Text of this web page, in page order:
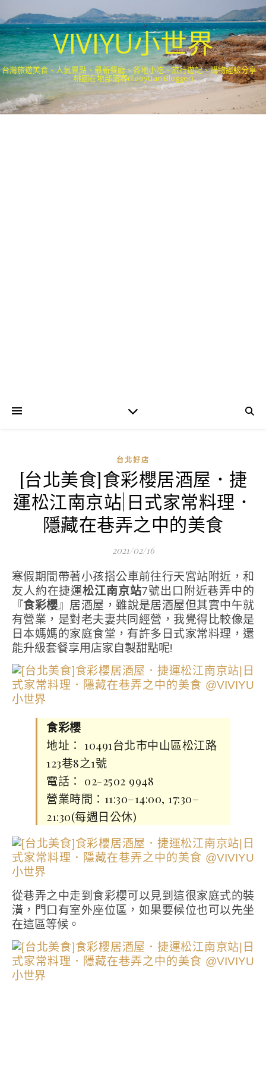
VIVIYU小世界
台灣旅遊美食、人氣景點、最新餐廳、各地小吃、旅行遊記、購物經驗分享．
桃園在地部落客(Taoyuan Blogger)
台北好店
[台北美食]食彩櫻居酒屋．捷
運松江南京站|日式家常料理．
隱藏在巷弄之中的美食
2021/02/16
寒假期間帶著小孩搭公車前往行天宮站附近，和
友人約在捷運松江南京站7號出口附近巷弄中的
『食彩櫻』居酒屋，雖說是居酒屋但其實中午就
有營業，是對老夫妻共同經營，我覺得比較像是
日本媽媽的家庭食堂，有許多日式家常料理，還
能升級套餐享用店家自製甜點呢!
食彩櫻
地址： 10491台北市中山區松江路
123巷8之1號
電話： 02-2502 9948
營業時間：11:30–14:00, 17:30–
21:30(每週日公休)
從巷弄之中走到食彩櫻可以見到這很家庭式的裝
潢，門口有室外座位區，如果要候位也可以先坐
在這區等候。